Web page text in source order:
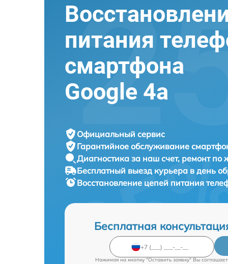
питания
смартфона
Google 4a
Официальный сервис
Гарантийное обслуживание
Диагностика за наш счет, ремонт по
Бесплатный выезд курьера в день
Восстановление цепей питания
Бесплатная
Нажимая на кнопку "Оставить заявку" Вы